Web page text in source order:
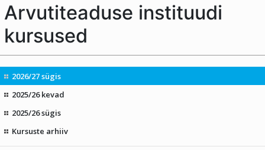
Arvutiteaduse instituudi
kursused
2026/27 sügis
2025/26 kevad
2025/26 sügis
Kursuste arhiiv